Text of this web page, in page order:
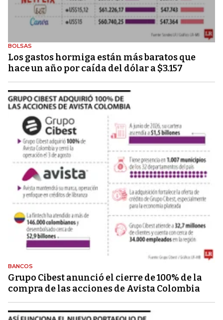
BOLSAS
Los gastos hormiga están más baratos que
hace un año por caída del dólar a $3.157
BANCOS
Grupo Cibest anunció el cierre de 100% de la
compra de las acciones de Avista Colombia